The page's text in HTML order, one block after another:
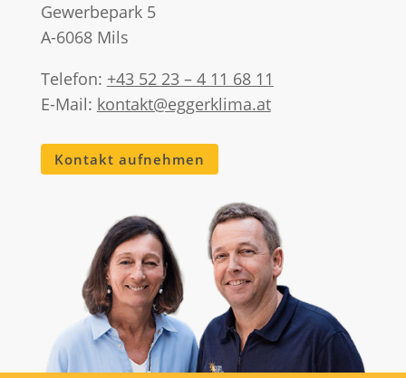
Gewerbepark 5
A-6068 Mils
Telefon: +43 52 23 – 4 11 68 11
E-Mail: kontakt@eggerklima.at
Kontakt aufnehmen